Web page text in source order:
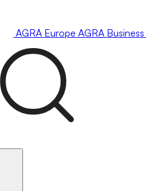
AGRA Europe AGRA Business